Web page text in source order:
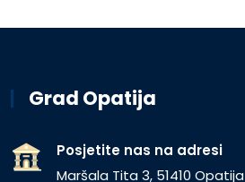
Grad Opatija
Posjetite nas na adresi
Maršala Tita 3, 51410 Opatija